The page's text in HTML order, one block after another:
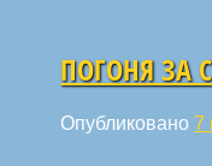
ПОГОНЯ ЗА
Опубликовано7